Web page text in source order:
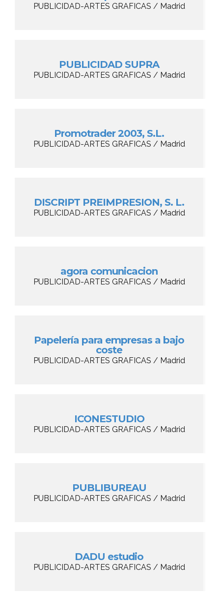
PUBLICIDAD-ARTES GRAFICAS / Madrid
PUBLICIDAD SUPRA
PUBLICIDAD-ARTES GRAFICAS / Madrid
Promotrader 2003, S.L.
PUBLICIDAD-ARTES GRAFICAS / Madrid
DISCRIPT PREIMPRESION, S. L.
PUBLICIDAD-ARTES GRAFICAS / Madrid
agora comunicacion
PUBLICIDAD-ARTES GRAFICAS / Madrid
Papelería para empresas a bajo
coste
PUBLICIDAD-ARTES GRAFICAS / Madrid
ICONESTUDIO
PUBLICIDAD-ARTES GRAFICAS / Madrid
PUBLIBUREAU
PUBLICIDAD-ARTES GRAFICAS / Madrid
DADU estudio
PUBLICIDAD-ARTES GRAFICAS / Madrid